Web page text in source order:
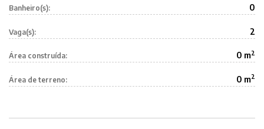
Banheiro(s): 0
Vaga(s): 2
Área construída: 0 m2
Área de terreno: 0 m2